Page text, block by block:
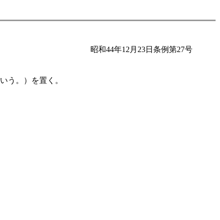
昭和44年12月23日条例第27号
う。）を置く。